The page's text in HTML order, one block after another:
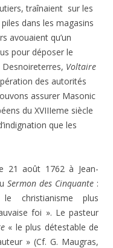
traînaient sur les
dans les magasins
avouaient qu’un
pour déposer le
Desnoireterres, Voltaire
des autorités
assurer Masonic
du XVIIIeme siècle
que les
21 août 1762 à Jean-
Sermon des Cinquante :
christianisme plus
foi ». Le pasteur
« le plus détestable de
» (Cf. G. Maugras,